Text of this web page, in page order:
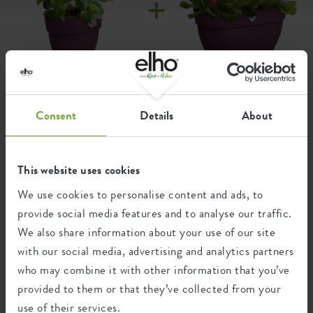
Consent Details About
This website uses cookies
We use cookies to personalise content and ads, to
provide social media features and to analyse our traffic.
We also share information about your use of our site
with our social media, advertising and analytics partners
who may combine it with other information that you’ve
provided to them or that they’ve collected from your
use of their services.
besteht aus recyceltem Kunststoff, wurde produziert mit
Windenergie von unserem eigenen Windrad und ist
außerdem vollständig recyclebar.
Niemals zu nasse Füße
Überschüssiges Wasser kann einfach abfließen, sodass die
Pflanzen und Blumen niemals zu nasse Füße bekommen.
zu viel gegossen haben sollten.
Passt zu jedem Stil
Der vibia campana easy hanger ist eine tolle Ergänzung für
Ihren Balkon dank seiner weichen, runden Formen und
einer hübschen, natürlichen Oberfläche. Er ist in
freundlichen und trendigen Farben erhältlich, passend zu
jedem Balkonstil. Sie können eine ruhige Ausstrahlung mit
Anthrazit oder Seidenweiß wählen oder etwas mehr Farbe
Produkttyp
übertopf
Produktnutzung
außen, balkon
Produktgarantie
99 jahre
Räder
nein
Erhöhter Boden
nein
Behälter Beweis
ja
Optionale Bohrlöcher
nein
Behälterbeweis
nein
vibia campana easy
hanger small ahorn lila
vibia campana easy
hanger medium ahorn lila
Stylen Sie dieses Produkt
mit